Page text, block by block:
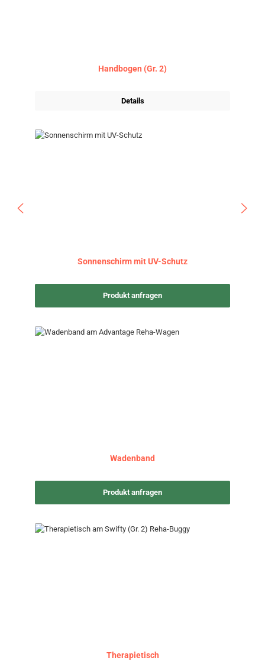
Handbogen (Gr. 2)
Details
Sonnenschirm mit UV-Schutz
Produkt anfragen
Wadenband
Produkt anfragen
Therapietisch